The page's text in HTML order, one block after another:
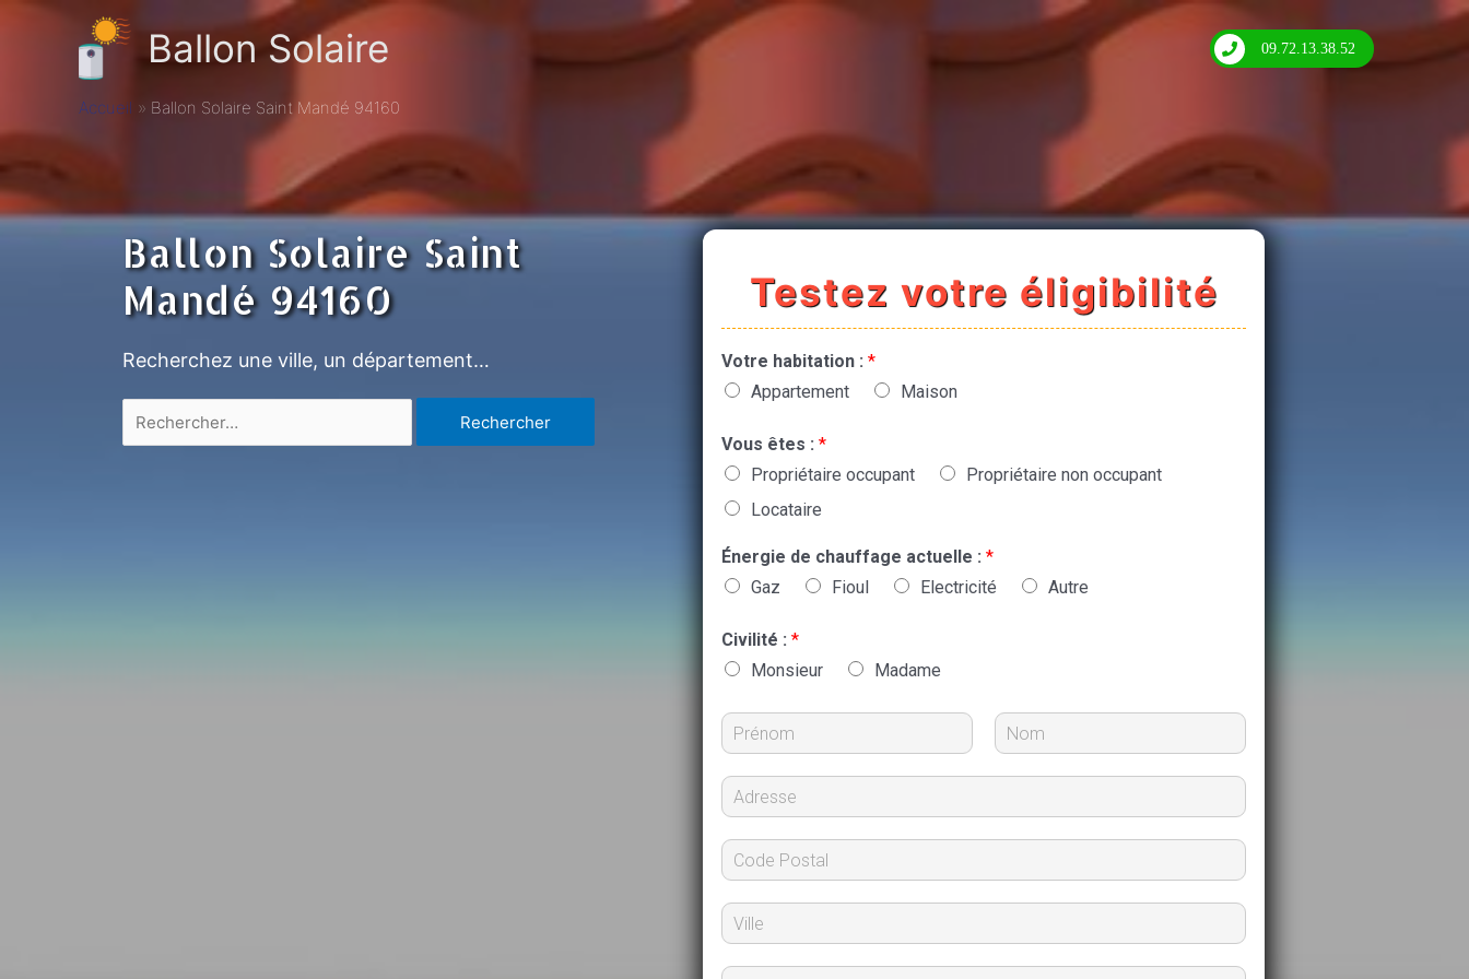
Ballon Solaire 09.72.13.38.52
Accueil Ballon Solaire Saint Mandé 94160
Ballon Solaire Saint
Mandé 94160
Recherchez une ville, un département…
Testez votre éligibilité
Votre habitation : *
Appartement
Maison
Vous êtes : *
Propriétaire occupant
Propriétaire non occupant
Locataire
Énergie de chauffage actuelle : *
Gaz
Fioul Electricité Autre
Civilité : *
Monsieur
Madame